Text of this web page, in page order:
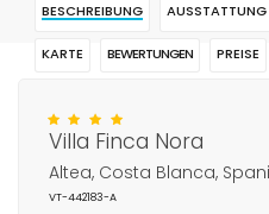
BESCHREIBUNG AUSSTATTUNG
KARTE BEWERTUNGEN PREISE
Villa Finca Nora
Altea, Costa Blanca,
VT-442183-A